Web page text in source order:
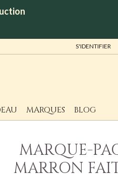
S'IDENTIFIER
MARQUES BLOG
MARQUE-
MARRON